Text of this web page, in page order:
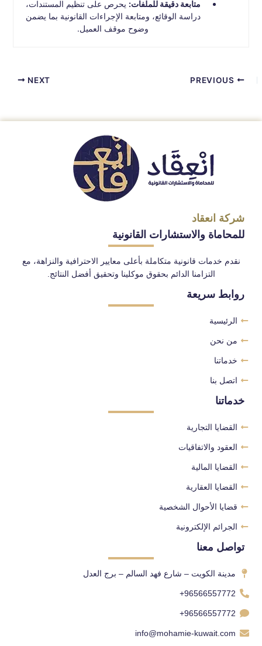
متابعة دقيقة للملفات: يحرص على تنظيم المستندات،
دراسة الوقائع، ومتابعة الإجراءات القانونية بما يضمن
وضوح موقف العميل.
NEXT
شركة انعقاد
للمحاماة والاستشارات القانونية
نقدم خدمات قانونية متكاملة بأعلى معايير الاحترافية والنزاهة، مع
التزامنا الدائم بحقوق موكلينا وتحقيق أفضل النتائج.
روابط سريعة
الرئيسية
من نحن
خدماتنا
اتصل بنا
خدماتنا
القضايا التجارية
العقود والاتفاقيات
القضايا المالية
القضايا العقارية
قضايا الأحوال الشخصية
الجرائم الإلكترونية
تواصل معنا
مدينة الكويت – شارع فهد السالم – برج العدل
96566557772+
96566557772+
info@mohamie-kuwait.com